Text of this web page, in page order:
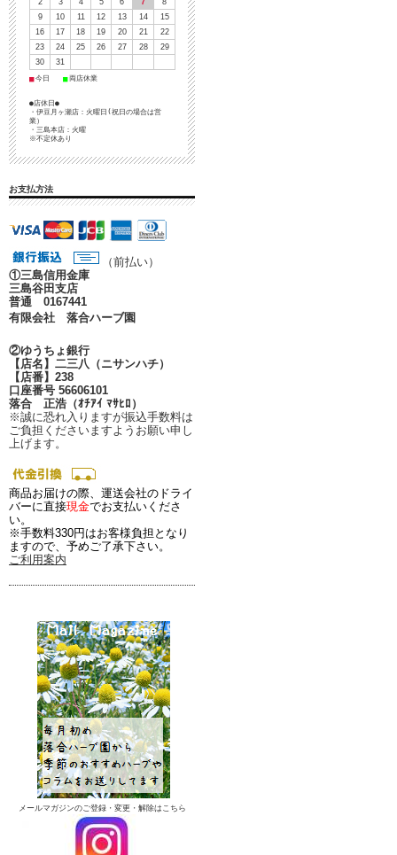
2 3 4 5 6 7
8
9
10 11 12 13 14
15
16
17 18 19 20 21
22
23
24 25 26 27 28
29
30
31
■ 今日 ■ 両店休業
●店休日●
・伊豆月ヶ瀬店：火曜日(祝日の場合は営
業）
・三島本店：火曜
※不定休あり
お支払方法
（前払い）
①三島信用金庫
三島谷田支店
普通 0167441
有限会社 落合ハーブ園
②ゆうちょ銀行
【店名】二三八（ニサンハチ）
【店番】238
口座番号 56606101
落合 正浩（ｵﾁｱｲ ﾏｻﾋﾛ）
※誠に恐れ入りますが振込手数料は
ご負担くださいますようお願い申し
上げます。
商品お届けの際、運送会社のドライ
バーに直接現金でお支払いくださ
い。
※手数料330円はお客様負担となり
ますので、予めご了承下さい。
ご利用案内
メールマガジンのご登録・変更・解除はこちら